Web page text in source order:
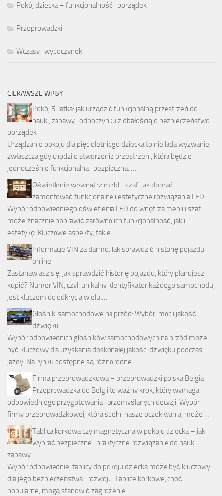
Pokój dziecka – funkcjonalność i porządek
Przeprowadzki
Wczasy i wypoczynek
CIEKAWSZE WPISY
Pokój 5-latka: jak urządzić funkcjonalną przestrzeń do
nauki, zabawy i odpoczynku z dbałością o bezpieczeństwo i
porządek
Urządzanie pokoju dla pięcioletniego dziecka to nie lada wyzwanie,
zwłaszcza gdy chodzi o stworzenie przestrzeni, która będzie
jednocześnie funkcjonalna i bezpieczna. …
Oświetlenie wewnątrz mebli i szaf: jak dobrać i
zamontować funkcjonalne i estetyczne rozwiązania LED
Wybór odpowiedniego oświetlenia LED do wnętrza mebli i szaf
może znacznie poprawić zarówno ich funkcjonalność, jak i
estetykę. Kluczowe aspekty, takie …
Informacje VIN za darmo: Jak sprawdzić historię pojazdu
online
Zastanawiasz się, jak sprawdzić historię pojazdu, który planujesz
kupić? Numer VIN, czyli unikalny identyfikator każdego samochodu,
jest kluczem do odkrycia wielu …
Głośniki samochodowe na przód: Wybór, moc i jakość
dźwięku
Wybór odpowiednich głośników samochodowych na przód może
być kluczowy dla uzyskania doskonałej jakości dźwięku podczas
jazdy. Na rynku dostępne są różnorodne …
Firma przeprowadzkowa – przeprowadzki polska Belgia
Przeprowadzka do Belgii to ważny krok, który wymaga
odpowiedniego przygotowania i przemyślanych decyzji. Wybór
firmy przeprowadzkowej, która spełni nasze oczekiwania, może …
Tablica korkowa czy magnetyczna w pokoju dziecka – jak
wybrać bezpieczne i praktyczne rozwiązanie do nauki i
zabawy
Wybór odpowiedniej tablicy do pokoju dziecka może być kluczowy
dla jego bezpieczeństwa i rozwoju. Tablice korkowe, choć
popularne, mogą stanowić zagrożenie …